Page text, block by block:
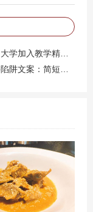
我们！ --- ###
其是那些有趣
离。例如： >
诉我们你的故
合作** 没有人喜
的求职者。在
多志同道合的
** > 在这里，你
英团队：师资招募）
案：简短警示）